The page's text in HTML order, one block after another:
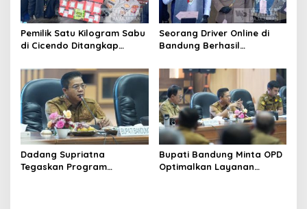
Pemilik Satu Kilogram Sabu
di Cicendo Ditangkap
Seorang Driver Online di
Bandung Berhasil
Pelaku Pencurian
Dadang Supriatna
Tegaskan Program
Bupati Bandung Minta OPD
Optimalkan Layanan